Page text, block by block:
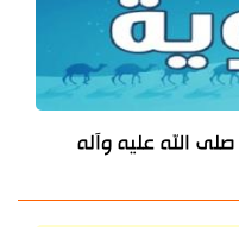
الله عليه وآله